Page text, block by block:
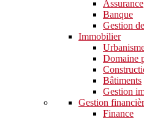
Assurance
Banque
Gestion
Immobilier
Domaine
Bâtiments
Gestion
Gestion
Finance